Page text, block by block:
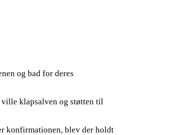
og bad for deres
ville klapsalven og støtten til
konfirmationen, blev der holdt